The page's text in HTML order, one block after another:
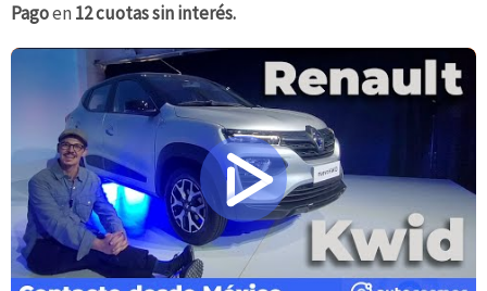
Pagoen 12 cuotas sin interés.